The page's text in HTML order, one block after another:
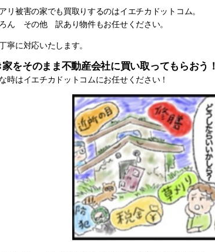
リ被害の家でも買取りするのはイエチカドットコム。
ん その他 訳あり物件もお任せください。
寧に対応いたします。
家をそのまま不動産会社に買い取ってもらおう！
時はイエチカドットコムにお任せください！